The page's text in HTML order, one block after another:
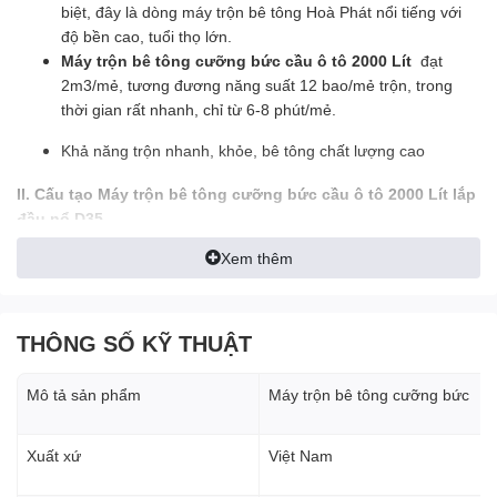
biệt, đây là dòng máy trộn bê tông Hoà Phát nổi tiếng với
độ bền cao, tuổi thọ lớn.
Máy trộn bê tông cưỡng bức cầu ô tô 2000 Lít đạt
2m3/mẻ, tương đương năng suất 12 bao/mẻ trộn, trong
thời gian rất nhanh, chỉ từ 6-8 phút/mẻ.
Khả năng trộn nhanh, khỏe, bê tông chất lượng cao
II. Cấu tạo Máy trộn bê tông cưỡng bức cầu ô tô 2000 Lít lắp
đầu nổ D35
Máy trộn bê tông cưỡng bức cầu ô tô 2000 Lít lắp đầu nổ
không có nguồn điện 380V
2.2.Thùng trộn
Xem thêm
THÔNG SỐ KỸ THUẬT
Mô tả sản phẩm Máy trộn bê tông cưỡng bức
Xuất xứ Việt Nam